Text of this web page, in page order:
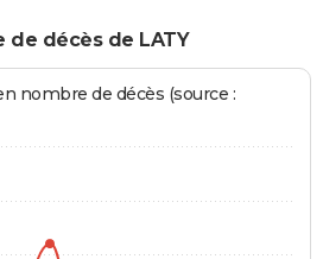
de décès de LATY
nombre de décès (source :